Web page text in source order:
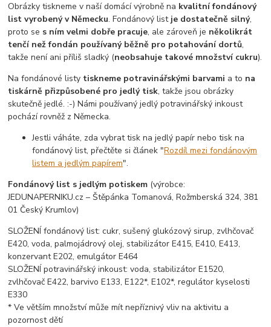
Obrázky tiskneme v naší domácí výrobně na kvalitní fondánový
list vyrobený v Německu. Fondánový list je dostatečně silný,
proto se s ním velmi dobře pracuje, ale zároveň je několikrát
tenčí než fondán používaný běžně pro potahování dortů,
takže není ani příliš sladký (neobsahuje takové množství cukru).
Na fondánové listy tiskneme potravinářskými barvami a to na
tiskárně přizpůsobené pro jedlý tisk, takže jsou obrázky
skutečně jedlé. :-) Námi používaný jedlý potravinářský inkoust
pochází rovněž z Německa.
Jestli váháte, zda vybrat tisk na jedlý papír nebo tisk na
fondánový list, přečtěte si článek "Rozdíl mezi fondánovým
listem a jedlým papírem".
Fondánový list s jedlým potiskem (výrobce:
JEDUNAPERNIKU.cz – Štěpánka Tomanová, Rožmberská 324, 381
01 Český Krumlov)
SLOŽENÍ fondánový list: cukr, sušený glukózový sirup, zvlhčovač
E420, voda, palmojádrový olej, stabilizátor E415, E410, E413,
konzervant E202, emulgátor E464
SLOŽENÍ potravinářský inkoust: voda, stabilizátor E1520,
zvlhčovač E422, barvivo E133, E122*, E102*, regulátor kyselosti
E330
* Ve větším množství může mít nepříznivý vliv na aktivitu a
pozornost dětí